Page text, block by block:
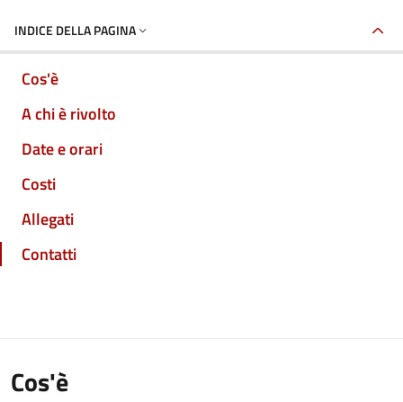
INDICE DELLA PAGINA
Cos'è
A chi è rivolto
Date e orari
Costi
Allegati
Contatti
Cos'è